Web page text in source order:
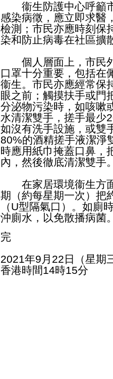
衞生防護中心呼籲市
感染病徵，應立即求醫
檢測；市民亦應時刻保
染和防止病毒在社區擴
個人層面上，市民外
口罩十分重要，包括在
衞生。市民亦應經常保
眼之前；觸摸扶手或門
分泌物污染時，如咳嗽
水清潔雙手，搓手最少
如沒有洗手設施，或雙
80%的酒精搓手液潔淨
時應用紙巾掩蓋口鼻，
內，然後徹底清潔雙手
在家居環境衞生方面
期（約每星期一次）把
（U型隔氣口）。如廁
沖廁水，以免散播病菌
完
2021年9月22日（星期
香港時間14時15分